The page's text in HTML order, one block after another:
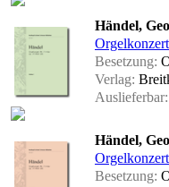
Händel,
Besetzung:
Verlag:
Auslieferbar:
Händel,
Besetzung: